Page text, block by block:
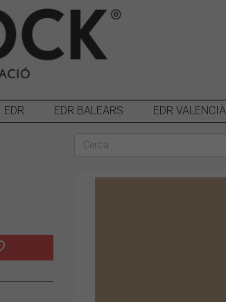
EDR EDR BALEARS EDR VALENCIÀ